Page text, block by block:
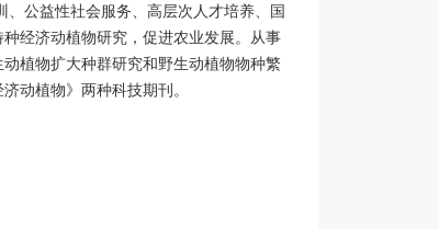
、公益性社会服务、高层次人才培养、国
经济动植物研究，促进农业发展。从事
植物扩大种群研究和野生动植物物种繁
动植物》两种科技期刊。